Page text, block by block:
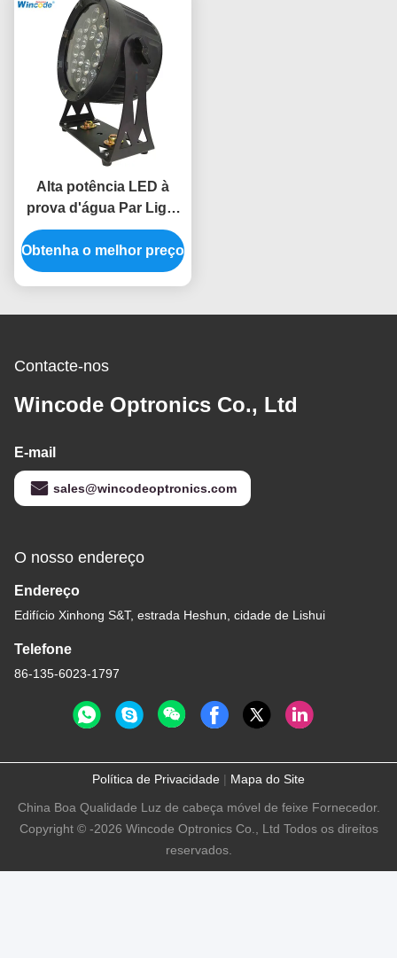
Alta potência LED à
prova d'água Par Light
180W 6-em-1
RGBWA+UV HDTV
Flicker-Free PowerCon
Obtenha o melhor preço
Contacte-nos
Wincode Optronics Co., Ltd
E-mail
sales@wincodeoptronics.com
O nosso endereço
Endereço
Edifício Xinhong S&T, estrada Heshun, cidade de Lishui
Telefone
86-135-6023-1797
Política de Privacidade | Mapa do Site
China Boa Qualidade Luz de cabeça móvel de feixe Fornecedor.
Copyright © -2026 Wincode Optronics Co., Ltd Todos os direitos
reservados.